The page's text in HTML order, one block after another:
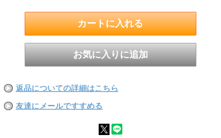
今回、「ポットスティルＫ」の日本大麦シリーズ
では初めて「５年」熟成表記ができました。
華やかでフルーティ、軽やかな甘みが広がるＫ
×100%日本大麦の組み合わせをお愉しみいただけ
ます。
55.5度 500ml
返品についての詳細はこちら
友達にメールですすめる